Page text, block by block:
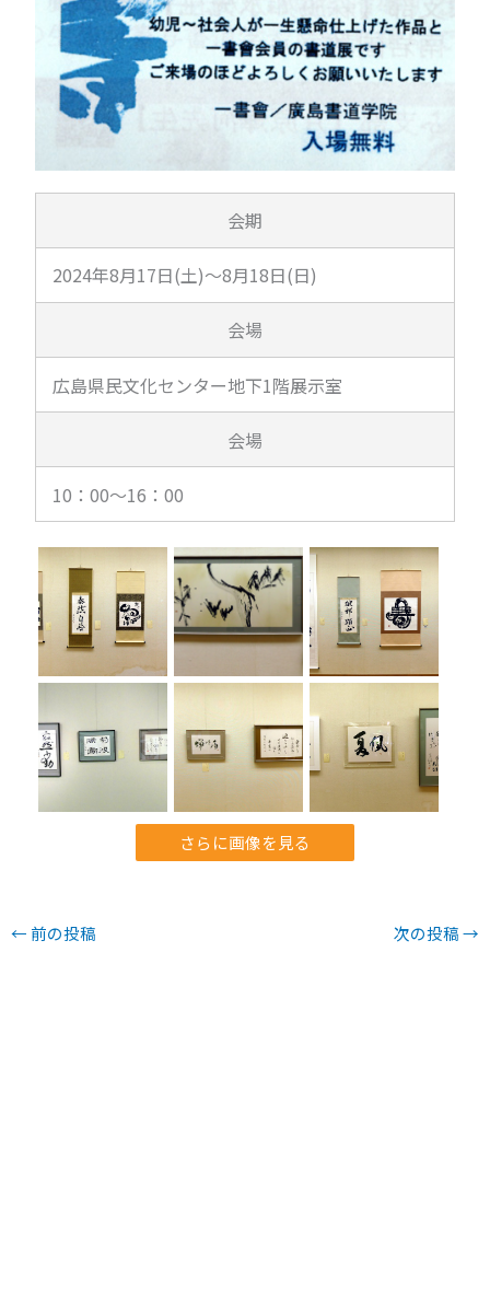
会期
2024年8月17日(土)～8月18日(日)
会場
広島県民文化センター地下1階展示室
会場
10：00～16：00
さらに画像を見る
← 前の投稿 次の投稿→